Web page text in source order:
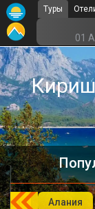
Туры
01
Алания
Главная
Турция-
Офис г. Москва
Помощь
Подборки
Турция
Таиланд